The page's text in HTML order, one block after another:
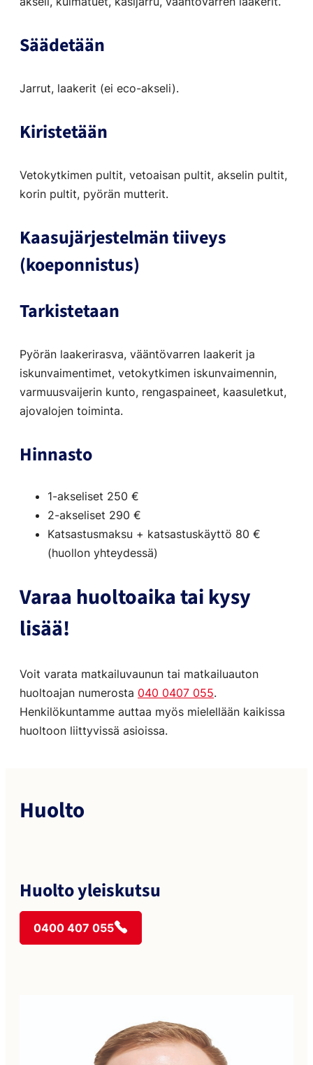
Säädetään
Jarrut, laakerit (ei eco-akseli).
Kiristetään
Vetokytkimen pultit, vetoaisan pultit, akselin pultit,
korin pultit, pyörän mutterit.
Kaasujärjestelmän tiiveys
(koeponnistus)
Tarkistetaan
Pyörän laakerirasva, vääntövarren laakerit ja
iskunvaimentimet, vetokytkimen iskunvaimennin,
varmuusvaijerin kunto, rengaspaineet, kaasuletkut,
ajovalojen toiminta.
Hinnasto
1-akseliset 250 €
2-akseliset 290 €
Katsastusmaksu + katsastuskäyttö 80 €
(huollon yhteydessä)
Varaa huoltoaika tai kysy
lisää!
Voit varata matkailuvaunun tai matkailuauton
huoltoajan numerosta 040 0407 055.
Henkilökuntamme auttaa myös mielellään kaikissa
huoltoon liittyvissä asioissa.
Huolto
Huolto yleiskutsu
0400 407 055